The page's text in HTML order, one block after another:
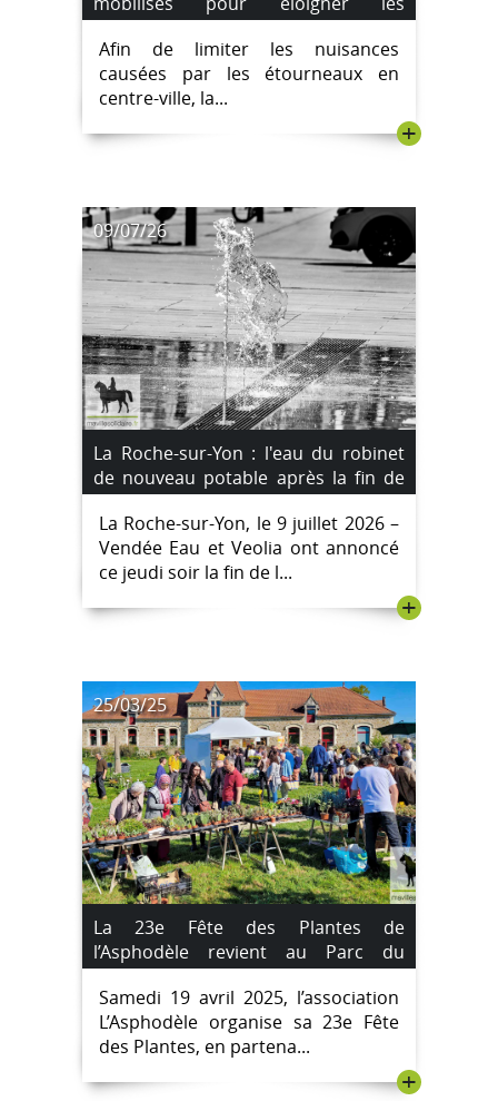
étourneaux du centre-ville
Afin de limiter les nuisances
causées par les étourneaux en
centre-ville, la...
+
09/07/26
La Roche-sur-Yon : l'eau du robinet
de nouveau potable après la fin de
l'incident au manganèse
La Roche-sur-Yon, le 9 juillet 2026 –
Vendée Eau et Veolia ont annoncé
ce jeudi soir la fin de l...
+
25/03/25
La 23e Fête des Plantes de
l’Asphodèle revient au Parc du
Château des Oudairies
Samedi 19 avril 2025, l’association
L’Asphodèle organise sa 23e Fête
des Plantes, en partena...
+